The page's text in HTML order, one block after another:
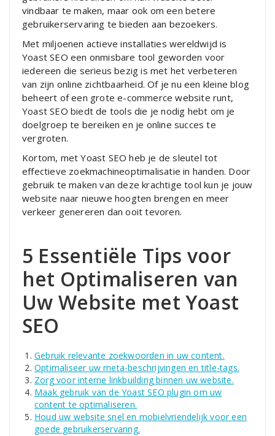
vindbaar te maken, maar ook om een betere
gebruikerservaring te bieden aan bezoekers.
Met miljoenen actieve installaties wereldwijd is
Yoast SEO een onmisbare tool geworden voor
iedereen die serieus bezig is met het verbeteren
van zijn online zichtbaarheid. Of je nu een kleine blog
beheert of een grote e-commerce website runt,
Yoast SEO biedt de tools die je nodig hebt om je
doelgroep te bereiken en je online succes te
vergroten.
Kortom, met Yoast SEO heb je de sleutel tot
effectieve zoekmachineoptimalisatie in handen. Door
gebruik te maken van deze krachtige tool kun je jouw
website naar nieuwe hoogten brengen en meer
verkeer genereren dan ooit tevoren.
5 Essentiële Tips voor
het Optimaliseren van
Uw Website met Yoast
SEO
Gebruik relevante zoekwoorden in uw content.
Optimaliseer uw meta-beschrijvingen en title-tags.
Zorg voor interne linkbuilding binnen uw website.
Maak gebruik van de Yoast SEO plugin om uw
content te optimaliseren.
Houd uw website snel en mobielvriendelijk voor een
goede gebruikerservaring.